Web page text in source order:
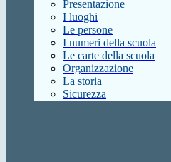
Presentazione
I luoghi
Le persone
I numeri della scuola
Le carte della scuola
Organizzazione
La storia
Sicurezza